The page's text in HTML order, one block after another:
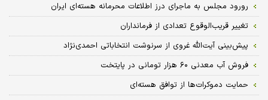
رورود مجلس به ماجرای درز اطلاعات محرمانه هسته‌ای ایران
تغییر قریب‌الوقوع تعدادی از فرمانداران
پیش‌بینی آیت‌الله غروی از سرنوشت انتخاباتی احمدی‌نژاد
فروش آب معدنی ۶۰ هزار تومانی در پایتخت
حمایت دموکرات‌ها از توافق هسته‌ای